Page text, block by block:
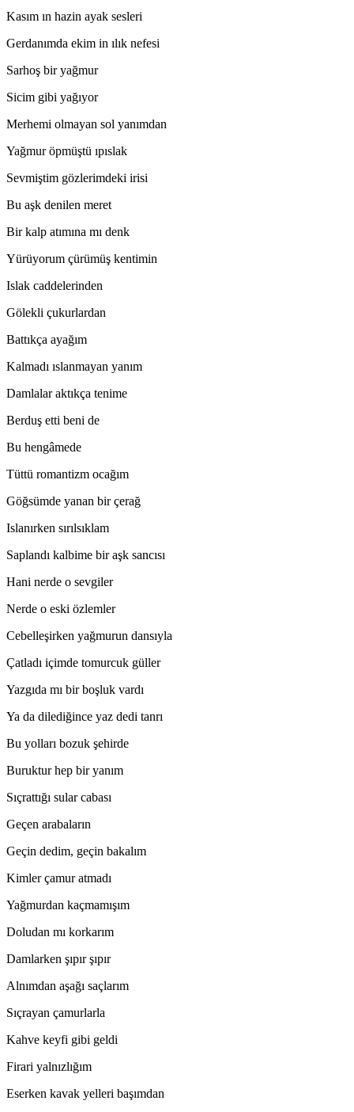
Kasım ın hazin ayak sesleri
Gerdanımda ekim in ılık nefesi
Sarhoş bir yağmur
Sicim gibi yağıyor
Merhemi olmayan sol yanımdan
Yağmur öpmüştü ıpıslak
Sevmiştim gözlerimdeki irisi
Bu aşk denilen meret
Bir kalp atımına mı denk
Yürüyorum çürümüş kentimin
Islak caddelerinden
Gölekli çukurlardan
Battıkça ayağım
Kalmadı ıslanmayan yanım
Damlalar aktıkça tenime
Berduş etti beni de
Bu hengâmede
Tüttü romantizm ocağım
Göğsümde yanan bir çerağ
Islanırken sırılsıklam
Saplandı kalbime bir aşk sancısı
Hani nerde o sevgiler
Nerde o eski özlemler
Cebelleşirken yağmurun dansıyla
Çatladı içimde tomurcuk güller
Yazgıda mı bir boşluk vardı
Ya da dilediğince yaz dedi tanrı
Bu yolları bozuk şehirde
Buruktur hep bir yanım
Sıçrattığı sular cabası
Geçen arabaların
Geçin dedim, geçin bakalım
Kimler çamur atmadı
Yağmurdan kaçmamışım
Doludan mı korkarım
Damlarken şıpır şıpır
Alnımdan aşağı saçlarım
Sıçrayan çamurlarla
Kahve keyfi gibi geldi
Firari yalnızlığım
Eserken kavak yelleri başımdan